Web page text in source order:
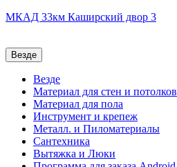
МКАД 33км Каширский двор 3
Везде
Везде
Материал для стен и потолков
Материал для пола
Инструмент и крепеж
Металл. и Пиломатериалы
Сантехника
Вытяжка и Люки